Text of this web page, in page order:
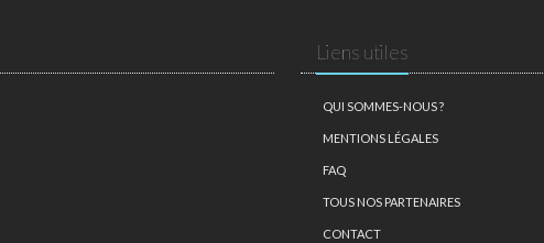
Liens utiles
QUI SOMMES-NOUS ?
MENTIONS LÉGALES
FAQ
TOUS NOS PARTENAIRES
CONTACT